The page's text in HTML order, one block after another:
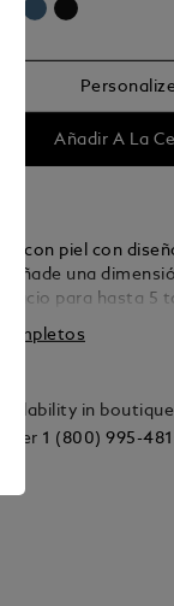
Personalize
Añadir A La
con piel con
añade una
para hasta 5
siempre a mano lo
destaca en
in
1 (800) 995-